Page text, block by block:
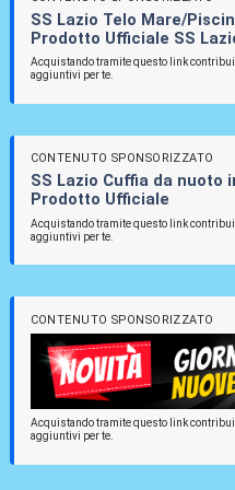
SS Lazio Telo Mare/
Prodotto Ufficiale SS
Acquistando tramite questo link
aggiuntivi per te.
CONTENUTO SPONSORIZZATO
SS Lazio Cuffia da nuoto
Prodotto Ufficiale
Acquistando tramite questo link
aggiuntivi per te.
CONTENUTO SPONSORIZZATO
Acquistando tramite questo link
aggiuntivi per te.